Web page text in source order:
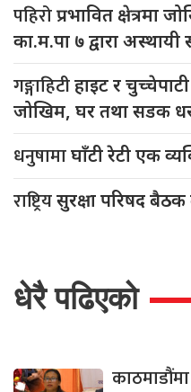
पहिरोप्रभावित क्षेत्रमा
का.म.पा ७ द्वारा
गङ्गाहिटीहाइट र चुच्चेपाटी
जोखिम, घर तथा सडक
धनुषामाघाँटी रेटी एक
राष्ट्रियसुरक्षा परिषद
धेरै पढिएको
काठमाडौंमा